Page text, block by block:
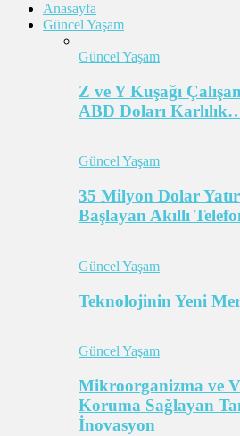
Anasayfa
Güncel Yaşam
Güncel Yaşam
Z ve Y Kuşağı
ABD Doları
Güncel Yaşam
35 Milyon Dolar
Başlayan Akıllı
Güncel Yaşam
Teknolojinin Yeni
Güncel Yaşam
Mikroorganizma ve
Koruma Sağlayan
İnovasyon